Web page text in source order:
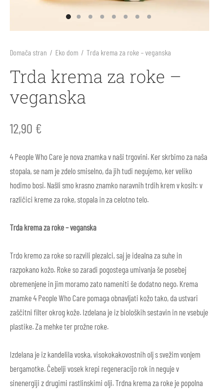
Domača stran / Eko dom / Trda krema za roke – veganska
Trda krema za roke –
veganska
12,90 €
4 People Who Care je nova znamka v naši trgovini. Ker skrbimo za naša
stopala, se nam je zdelo smiselno, da jih tudi negujemo, ker veliko
hodimo bosi. Našli smo krasno znamko naravnih trdih krem v kosih: v
različici kreme za roke, stopala in za celotno telo.
Trda krema za roke – veganska
Trdo kremo za roke so razvili plezalci, saj je idealna za suhe in
razpokano kožo. Roke so zaradi pogostega umivanja še posebej
obremenjene in jim moramo zato nameniti še dodatno nego. Krema
znamke 4 People Who Care pomaga obnavljati kožo tako, da ustvari
zaščitni filter okrog kože. Izdelana je iz bioloških sestavin in ne vsebuje
plastike. Za mehke ter prožne roke.
Izdelana je iz kandelila voska, visokokakovostnih olj s svežim vonjem
bergamotke. Čebelji vosek krepi regeneracijo rok in neguje v
sinenergiji z drugimi rastlinskimi olji. Trdna krema za roke je popolna
za prve korake
in nega čevljev
škornji
za odrasle
in nega čevljev
telovadnica
figure Holztiger
igrače Grimm’s
igrače Grapat